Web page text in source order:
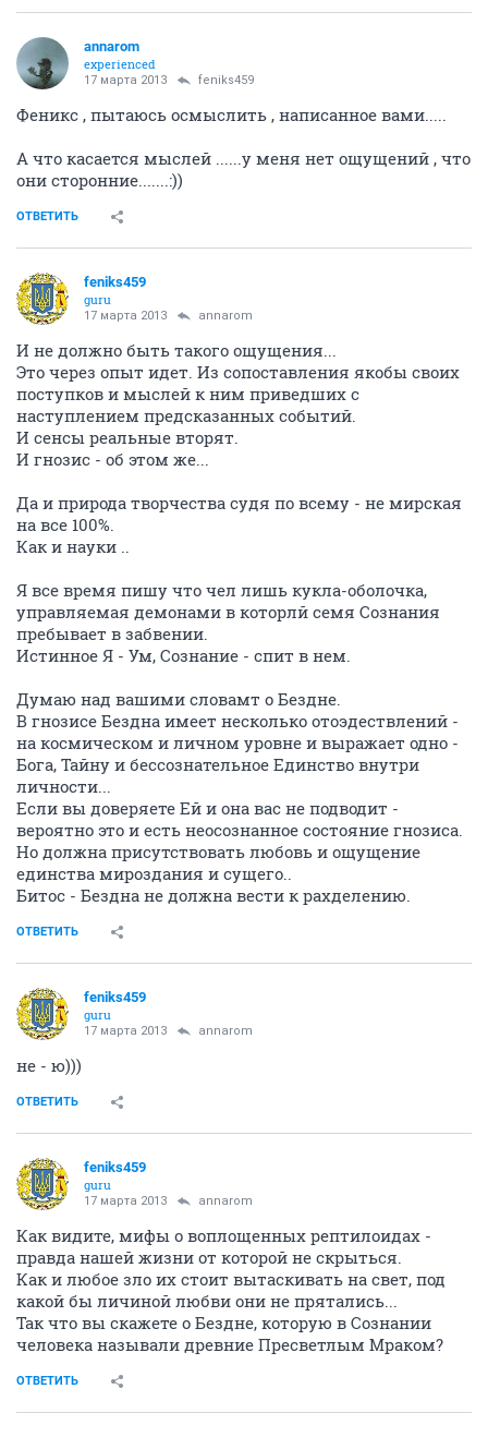
annarom
experienced
17 марта 2013 feniks459
Феникс , пытаюсь осмыслить , написанное вами.....
А что касается мыслей ......у меня нет ощущений , что
они сторонние.......:))
ОТВЕТИТЬ
feniks459
guru
17 марта 2013 annarom
И не должно быть такого ощущения...
Это через опыт идет. Из сопоставления якобы своих
поступков и мыслей к ним приведших с
наступлением предсказанных событий.
И сенсы реальные вторят.
И гнозис - об этом же...
Да и природа творчества судя по всему - не мирская
на все 100%.
Как и науки ..
Я все время пишу что чел лишь кукла-оболочка,
управляемая демонами в которлй семя Сознания
пребывает в забвении.
Истинное Я - Ум, Сознание - спит в нем.
Думаю над вашими словамт о Бездне.
В гнозисе Бездна имеет несколько отоэдествлений -
на космическом и личном уровне и выражает одно -
Бога, Тайну и бессознательное Единство внутри
личности...
Если вы доверяете Ей и она вас не подводит -
вероятно это и есть неосознанное состояние гнозиса.
Но должна присутствовать любовь и ощущение
единства мироздания и сущего..
Битос - Бездна не должна вести к рахделению.
ОТВЕТИТЬ
feniks459
guru
17 марта 2013 annarom
не - ю)))
ОТВЕТИТЬ
feniks459
guru
17 марта 2013 annarom
Как видите, мифы о воплощенных рептилоидах -
правда нашей жизни от которой не скрыться.
Как и любое зло их стоит вытаскивать на свет, под
какой бы личиной любви они не прятались...
Так что вы скажете о Бездне, которую в Сознании
человека называли древние Пресветлым Мраком?
ОТВЕТИТЬ